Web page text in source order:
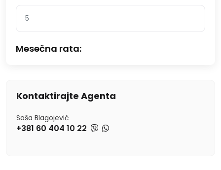
Mesečna rata:
Kontaktirajte Agenta
Saša Blagojević
+381 60 404 10 22